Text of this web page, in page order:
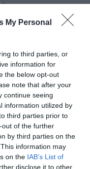
My Personal
to third parties, or
information for
the below opt-out
note that after your
continue seeing
information utilized by
third parties prior to
of the further
by third parties on the
information may
on the IAB’s List of
disclose it to other
σε μια υπέροχη
Μια ταινία με λιτή
έπαθλο 2.000
του Ελληνικού
Επιτροπής |
by Lia Tsalta